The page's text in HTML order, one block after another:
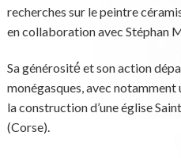
recherches sur le peintre
en collaboration avec Stéphan
Sa générosité́ et son action
monégasques, avec
la construction d’une église
(Corse).